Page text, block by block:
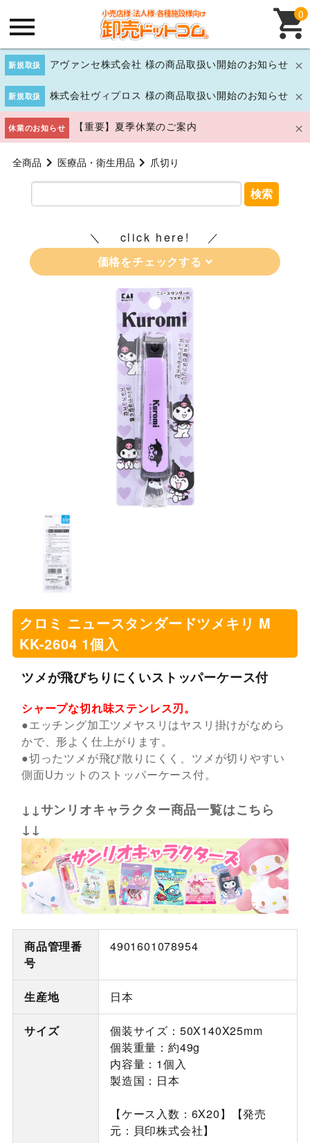
新規取扱 アヴァンセ株式会社 様の商品取扱い開始のお知らせ
新規取扱 株式会社ヴィプロス 様の商品取扱い開始のお知らせ
休業のお知らせ 【重要】夏季休業のご案内
0
全商品 医療品・衛生用品 爪切り
検索
click here!
価格をチェックする
クロミ ニュースタンダードツメキリ M
KK-2604 1個入
ツメが飛びちりにくいストッパーケース付
シャープな切れ味ステンレス刃。
●エッチング加工ツメヤスリはヤスリ掛けがなめら
かで、形よく仕上がります。
●切ったツメが飛び散りにくく、ツメが切りやすい
側面Uカットのストッパーケース付。
↓↓サンリオキャラクター商品一覧はこちら
↓↓
商品管理番
号
4901601078954
生産地 日本
サイズ
個装サイズ：50X140X25mm
個装重量：約49g
内容量：1個入
製造国：日本
【ケース入数：6X20】【発売
元：貝印株式会社】